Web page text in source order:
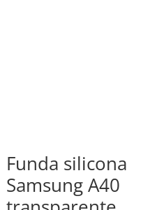
Funda silicona
Samsung A40